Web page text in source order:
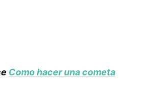
Como hacer una cometa